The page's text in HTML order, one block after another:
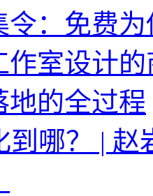
令：免费
作室设计
地的全过程
到哪？ |